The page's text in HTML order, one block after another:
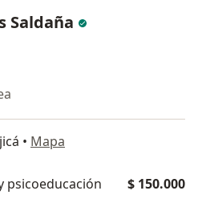
Saldaña
• Mapa
psicoeducación
$ 150.000